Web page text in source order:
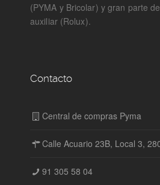
(PYMA y Bricolar) y gran parte
auxiliar (Rolux).
Contacto
Central de compras Pyma
Calle Acuario 23B, Local 3,
91 305 58 04